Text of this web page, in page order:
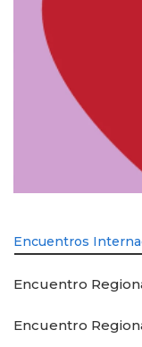
Encuentros
Encuentro
Encuentro